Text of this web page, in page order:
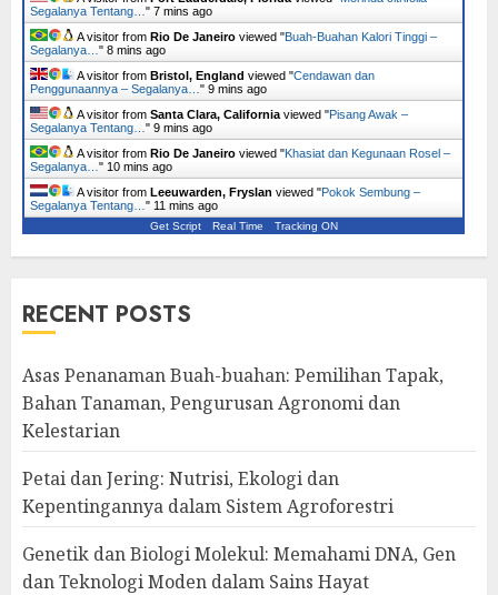
Segalanya Tentang… " 7 mins ago
A visitor from Rio De Janeiro viewed "Buah-Buahan Kalori Tinggi –
Segalanya… " 8 mins ago
A visitor from Bristol, England viewed "Cendawan dan
Penggunaannya – Segalanya… " 9 mins ago
A visitor from Santa Clara, California viewed "Pisang Awak –
Segalanya Tentang… " 9 mins ago
A visitor from Rio De Janeiro viewed "Khasiat dan Kegunaan Rosel –
Segalanya… " 10 mins ago
A visitor from Leeuwarden, Fryslan viewed "Pokok Sembung –
Segalanya Tentang… " 11 mins ago
Get Script Real Time Tracking ON
RECENT POSTS
Asas Penanaman Buah-buahan: Pemilihan Tapak,
Bahan Tanaman, Pengurusan Agronomi dan
Kelestarian
Petai dan Jering: Nutrisi, Ekologi dan
Kepentingannya dalam Sistem Agroforestri
Genetik dan Biologi Molekul: Memahami DNA, Gen
dan Teknologi Moden dalam Sains Hayat